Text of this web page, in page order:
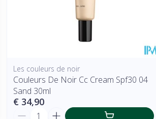
Les couleurs de noir
Couleurs De Noir Cc Cream Spf30 04
Sand 30ml
€ 34,90
Aantal